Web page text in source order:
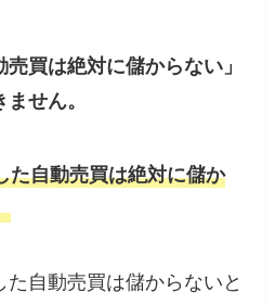
売買は絶対に儲からない」
せん。
た自動売買は絶対に儲か
自動売買は儲からないと